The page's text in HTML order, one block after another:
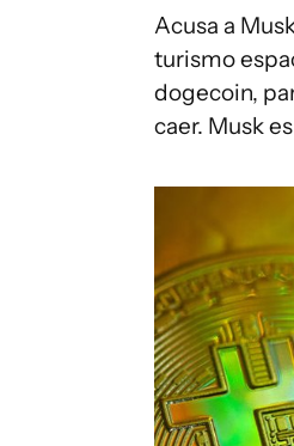
Acusa a
turismo
dogecoin,
caer. Musk